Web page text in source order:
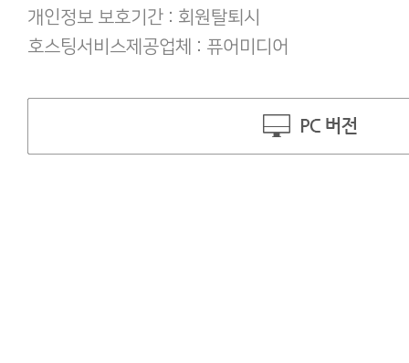
개인정보 보호기간 : 회원탈퇴시
호스팅서비스제공업체 : 퓨어미디어